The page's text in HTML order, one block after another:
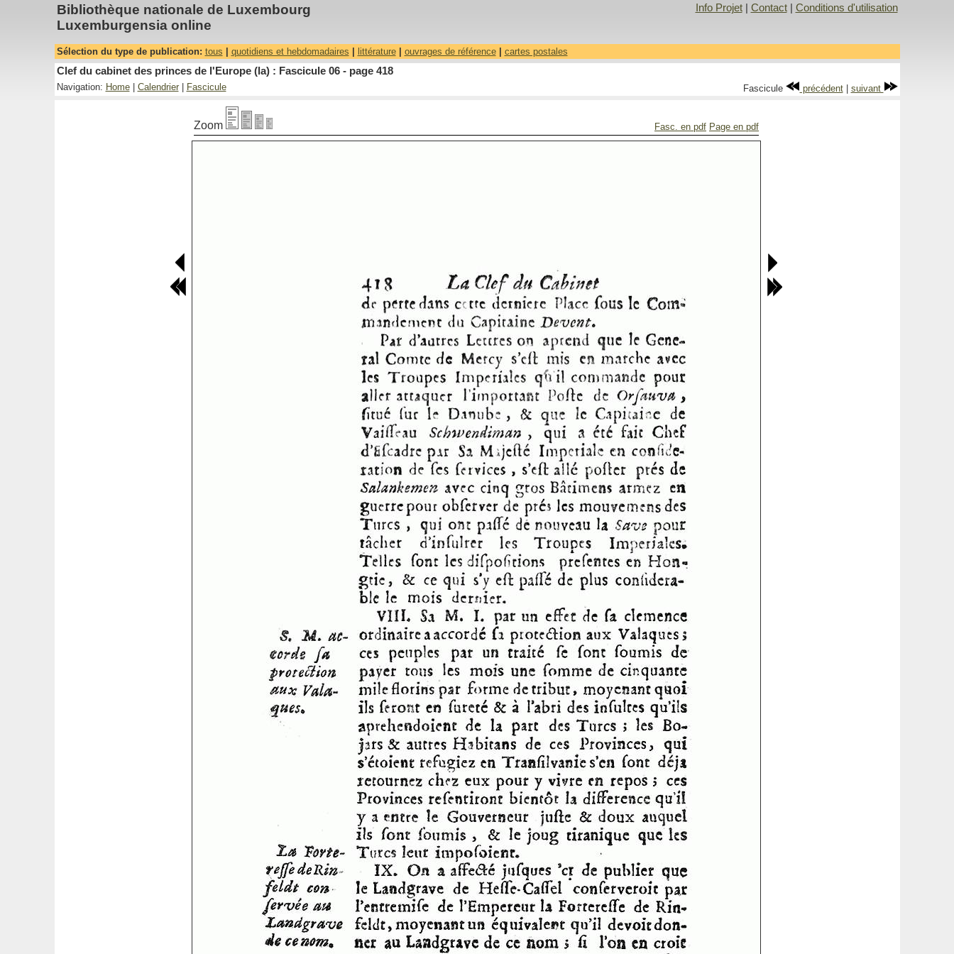
Bibliothèque nationale de Luxembourg
Luxemburgensia online
Info Projet| Contact| Conditions d'utilisation
Sélection du type de publication: tous quotidiens et hebdomadaires littérature| ouvrages de référence| cartes postales
Clef du cabinet des princes de l'Europe (la) : Fascicule 06 - page 418
Navigation: Home| Calendrier| Fascicule Fascicule précédent| suivant
Zoom Fasc. en pdf Page en pdf